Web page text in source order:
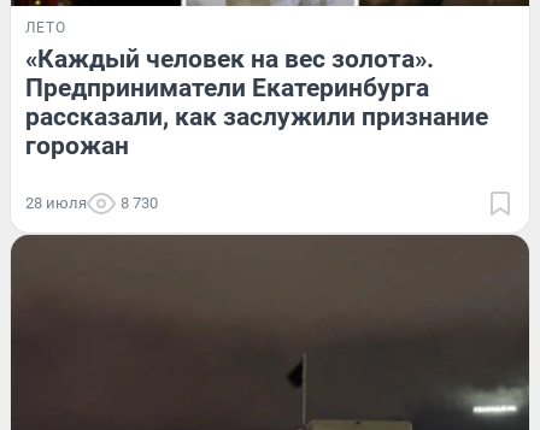
ЛЕТО
«Каждый человек на вес золота».
Предприниматели Екатеринбурга
рассказали, как заслужили признание
горожан
28 июля 8 730